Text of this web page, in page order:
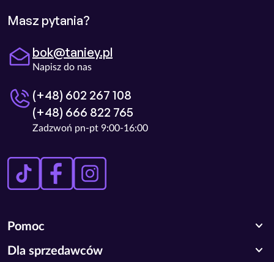
Masz pytania?
bok@taniey.pl
Napisz do nas
(+48) 602 267 108
(+48) 666 822 765
Zadzwoń pn-pt 9:00-16:00
Pomoc expand_more
Dla sprzedawców expand_more